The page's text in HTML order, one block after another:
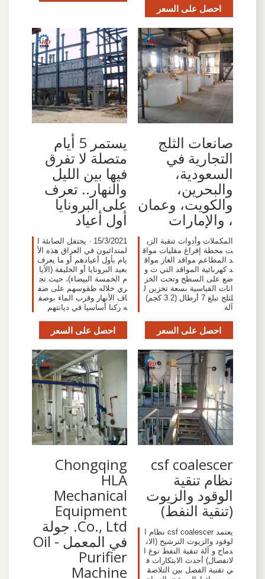
احصل على السعر
صانعات الثلج
التجارية في
السعودية،
والبحرين،
والكويت، وعمان
، والإمارات
المكملات وأدوات تنقية الزي
ت محطة إفراغ مقليات مواق
د المطاعم مواقد الغاز مواق
د كهربائية المواقد التي ت و
ضع على السطح وتحت الخز
انات القياسية بسعة تخزين ل
لثلج تبلغ 7 أرطال (3.2 كجم)
آلة
احصل على السعر
يستمر 5 أيام
متصلة لا تفرق
فيها بين الليل
والنهار.. تعرف
على البرونايا
أول أعياد
15/3/2021 · يحتفل الصابئة ا
لمندائيون في العراق هذه الأ
يام بأول أعيادهم أو ما يعرف
بعيد البرونايا أو الخليقة (الأيا
م الخمسة البيضاء)، حيث تج
ري خلاله طقوسهم على ضف
اف الأنهار وقرب الماء بوصف
ه ركنا أساسيا في ديانتهم
احصل على السعر
csf coalescer
نظام تنقية
الوقود والزيوت
(تنقية النفط)
يعتمد csf coalescer نظام ا
لوقود والزيوت الترشيح (الان
دماج و آلة تنقية النفط نوع ا
لانفصال) أحدث الابتكارات ف
ي تقنية الفصل بين التلاصق
Chongqing
HLA
Mechanical
Equipment
Co., Ltd. جولة
في المعمل - Oil
Purifier
Machine